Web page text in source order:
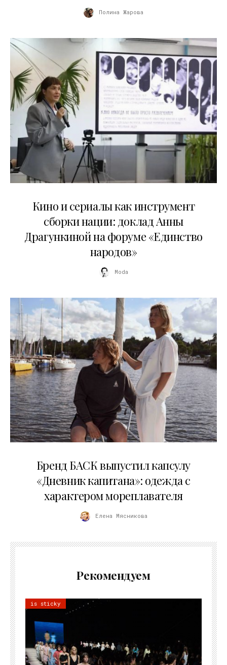
Полина Жарова
Кино и сериалы как инструмент
сборки нации: доклад Анны
Драгункиной на форуме «Единство
народов»
Moda
Бренд БАСК выпустил капсулу
«Дневник капитана»: одежда с
характером мореплавателя
Елена Мясникова
Рекомендуем
is sticky